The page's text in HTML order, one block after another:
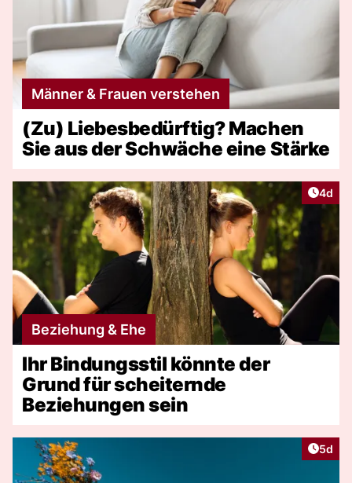
Männer & Frauen verstehen
(Zu) Liebesbedürftig? Machen
Sie aus der Schwäche eine Stärke
4d
Beziehung & Ehe
Ihr Bindungsstil könnte der
Grund für scheiternde
Beziehungen sein
5d